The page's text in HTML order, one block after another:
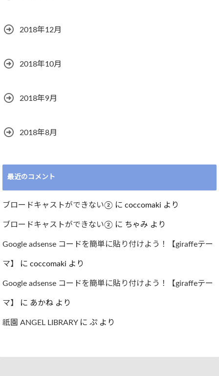
2018年12月
2018年10月
2018年9月
2018年8月
最近のコメント
ブロードキャストができない② に coccomaki より
ブロードキャストができない② に ちゃみ より
Google adsense コードを簡単に貼り付けよう！【giraffeテー
マ】 に coccomaki より
Google adsense コードを簡単に貼り付けよう！【giraffeテー
マ】 に あかね より
祇園 ANGEL LIBRARYに ぷ より